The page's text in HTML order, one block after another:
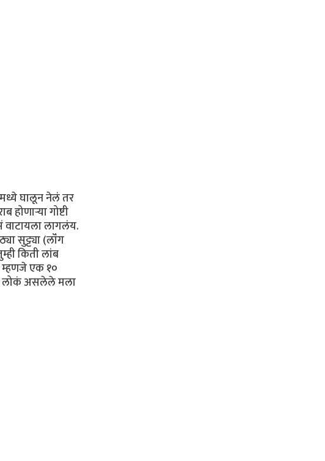
घालून नेलं तर
गोष्टी
वाटायला लागलंय.
सुट्ट्या (लॉंग
किती लांब
म्हणजे एक १०
लोकं असलेले मला